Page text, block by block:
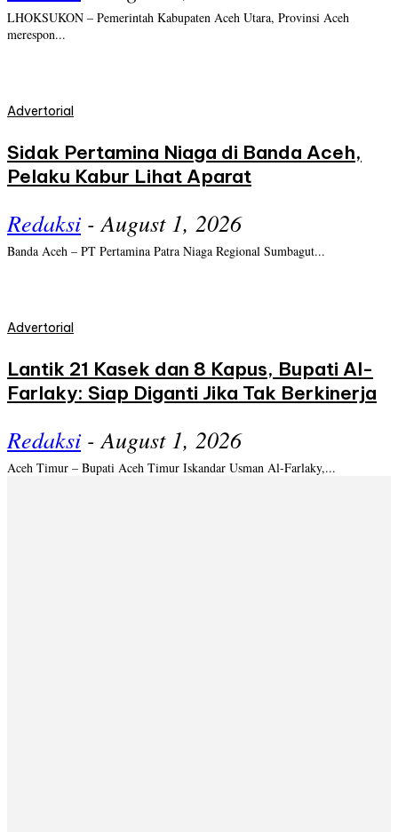
LHOKSUKON – Pemerintah Kabupaten Aceh Utara, Provinsi Aceh
merespon...
Advertorial
Sidak Pertamina Niaga di Banda Aceh,
Pelaku Kabur Lihat Aparat
Redaksi - August 1, 2026
Banda Aceh – PT Pertamina Patra Niaga Regional Sumbagut...
Advertorial
Lantik 21 Kasek dan 8 Kapus, Bupati Al-
Farlaky: Siap Diganti Jika Tak Berkinerja
Redaksi - August 1, 2026
Aceh Timur – Bupati Aceh Timur Iskandar Usman Al-Farlaky,...